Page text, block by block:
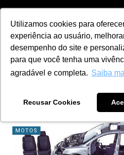
Utilizamos cookies para
experiência ao usuário,
desempenho do site e
para que você tenha uma
agradável e completa. Saiba
Recusar Cookies
Home Tag vendas
Tag:vendas
4 dicas para fazer boas
oficina mecânica
10 DE AGOSTO DE 2021
MOTOS